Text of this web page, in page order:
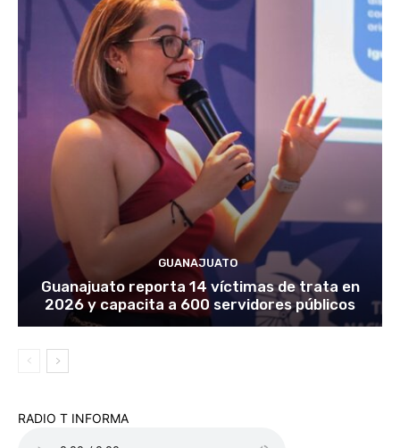
GUANAJUATO
Guanajuato reporta 14 víctimas de trata en
2026 y capacita a 600 servidores públicos
RADIO T INFORMA